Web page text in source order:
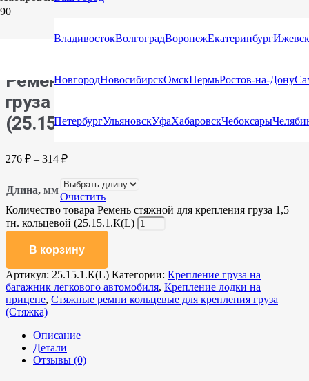
ВладивостокВолгоградВоронежЕкатеринбургИжевск
НовгородНовосибирскОмскПермьРостов-на-Дону
ПетербургУльяновскУфаХабаровскЧебоксары
кольцевые для крепления груза (Стяжка)/ Ремень стяжной для
Ремень стяжной для крепления
груза 1,5 тн. кольцевой
(25.15.1.К(L)
276 ₽ – 314 ₽
Длина, мм
Очистить
Количество товара Ремень стяжной для крепления груза 1,5
тн. кольцевой (25.15.1.К(L)
В корзину
Артикул: 25.15.1.К(L) Категории: Крепление груза на
багажник легкового автомобиля, Крепление лодки на
прицепе, Стяжные ремни кольцевые для крепления груза
(Стяжка)
Описание
Детали
Отзывы (0)